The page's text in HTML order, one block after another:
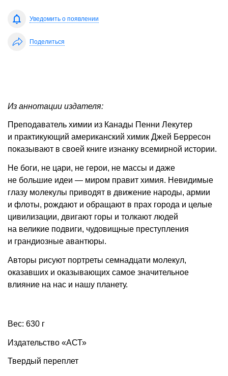
Уведомить о появлении
Поделиться
Из аннотации издателя:
Преподаватель химии из Канады Пенни Лекутер
и практикующий американский химик Джей Берресон
показывают в своей книге изнанку всемирной истории.
Не боги, не цари, не герои, не массы и даже
не большие идеи — миром правит химия. Невидимые
глазу молекулы приводят в движение народы, армии
и флоты, рождают и обращают в прах города и целые
цивилизации, двигают горы и толкают людей
на великие подвиги, чудовищные преступления
и грандиозные авантюры.
Авторы рисуют портреты семнадцати молекул,
оказавших и оказывающих самое значительное
влияние на нас и нашу планету.
Вес: 630 г
Издательство «АСТ»
Твердый переплет